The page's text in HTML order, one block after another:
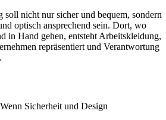
nicht nur sicher und bequem, sondern
optisch ansprechend sein. Dort, wo
in Hand gehen, entsteht Arbeitskleidung,
repräsentiert und Verantwortung
Sicherheit und Design